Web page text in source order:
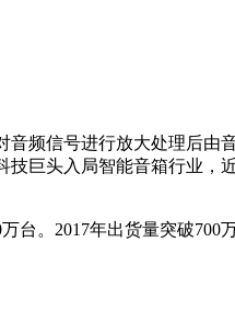
频信号进行放大处理后由
巨头入局智能音箱行业，
。2017年出货量突破700万